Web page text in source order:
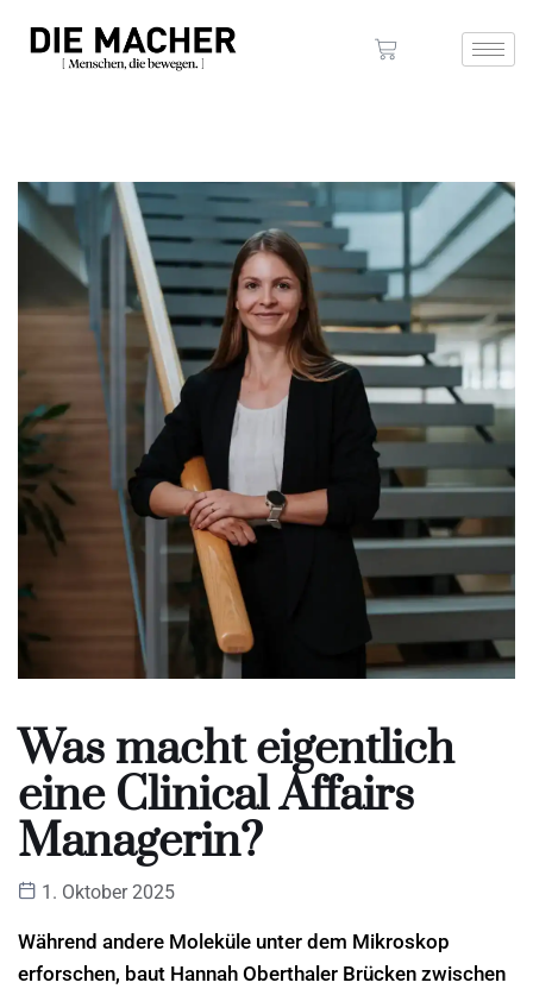
Was macht eigentlich
eine Clinical Affairs
Managerin?
1. Oktober 2025
Während andere Moleküle unter dem Mikroskop
erforschen, baut Hannah Oberthaler Brücken zwischen